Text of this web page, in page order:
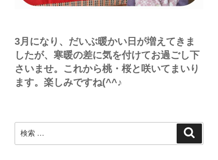
3月になり、だいぶ暖かい日が増えてきま
したが、寒暖の差に気を付けてお過ごし下
さいませ。これから桃・桜と咲いてまいり
ます。楽しみですね(^^♪
索: